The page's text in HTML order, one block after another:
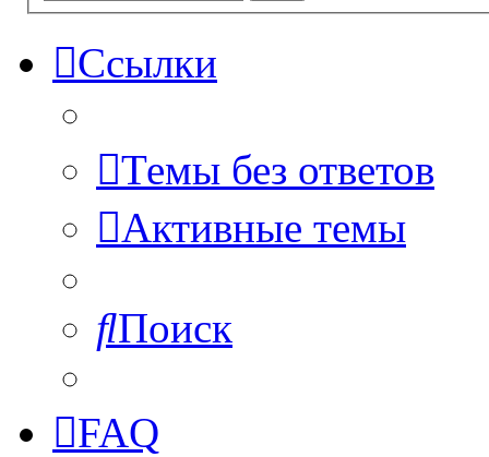
Ссылки
Темы без ответов
Активные темы
Поиск
FAQ